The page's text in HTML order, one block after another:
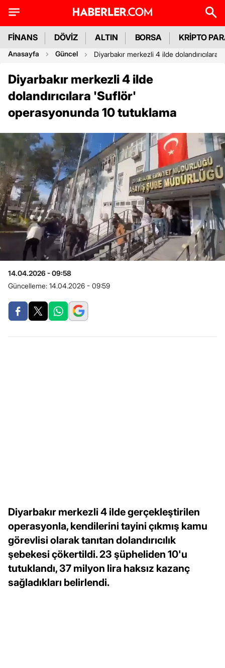
FİNANS DÖVİZ ALTIN BORSA KRİPTO
Anasayfa Güncel Diyarbakır merkezli 4 ilde
Diyarbakır merkezli 4 ilde
dolandırıcılara 'Suflör'
operasyonunda 10 tutuklama
14.04.2026 - 09:58
Güncelleme: 14.04.2026 - 09:59
Diyarbakır merkezli 4 ilde gerçekleştirilen
operasyonla, kendilerini tayini çıkmış kamu
görevlisi olarak tanıtan dolandırıcılık
şebekesi çökertildi. 23 şüpheliden 10'u
tutuklandı, 37 milyon lira haksız kazanç
sağladıkları belirlendi.